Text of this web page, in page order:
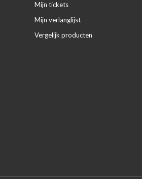
Mijn tickets
Mijn verlanglijst
Vergelijk producten